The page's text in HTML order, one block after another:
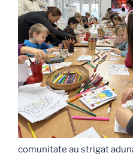
comunitate au strigat